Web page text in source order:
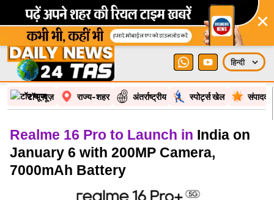
×
टॉप न्यूज़ राज्य-शहर अंतर्राष्ट्रीय स्पोर्ट्स खेल
Realme 16 Pro to Launch in India on
January 6 with 200MP Camera,
7000mAh Battery